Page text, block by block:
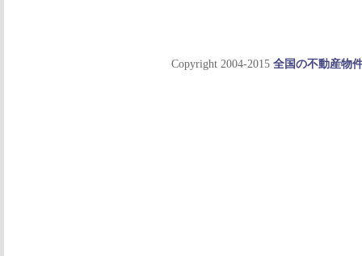
Copyright 2004-2015 全国の不動産物